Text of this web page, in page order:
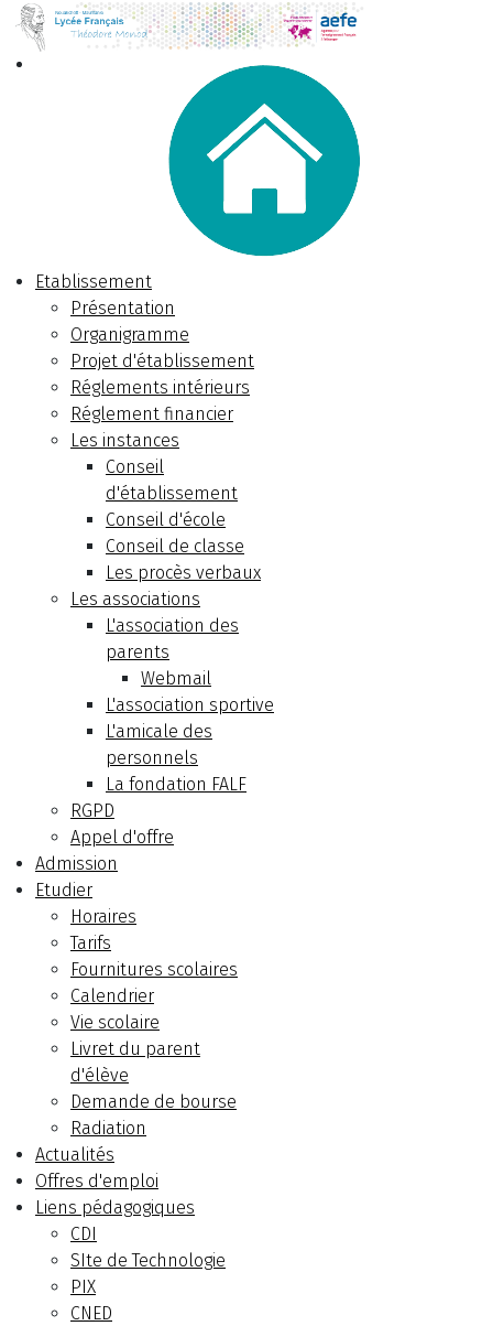
Etablissement
Présentation
Organigramme
Projet d'établissement
Réglements intérieurs
Réglement financier
Les instances
Conseil
d'établissement
Conseil d'école
Conseil de classe
Les procès verbaux
Les associations
L'association des
parents
Webmail
L'association sportive
L'amicale des
personnels
La fondation FALF
RGPD
Appel d'offre
Admission
Etudier
Horaires
Tarifs
Fournitures scolaires
Calendrier
Vie scolaire
Livret du parent
d'élève
Demande de bourse
Radiation
Actualités
Offres d'emploi
Liens pédagogiques
CDI
SIte de Technologie
PIX
CNED